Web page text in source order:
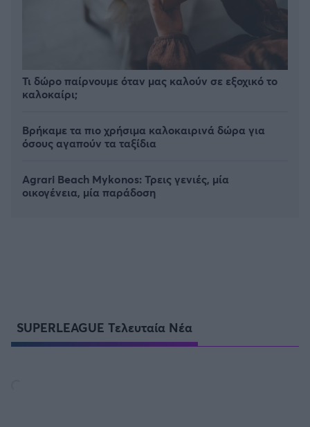
Τι δώρο παίρνουμε όταν μας καλούν σε εξοχικό το
καλοκαίρι;
Βρήκαμε τα πιο χρήσιμα καλοκαιρινά δώρα για
όσους αγαπούν τα ταξίδια
Agrari Beach Mykonos: Τρεις γενιές, μία
οικογένεια, μία παράδοση
SUPERLEAGUE Τελευταία Νέα